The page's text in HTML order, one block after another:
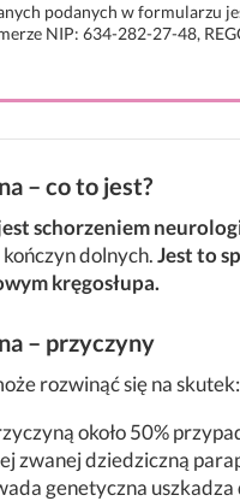
podanych w formularzu
NIP: 634-282-27-48,
– co to jest?
schorzeniem
dolnych.Jest to
kręgosłupa.
– przyczyny
rozwinąć się na skutek:
około 50%
zwanej dziedziczną
genetyczna